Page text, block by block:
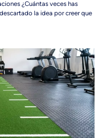
¿Cuántas veces has
la idea por creer que